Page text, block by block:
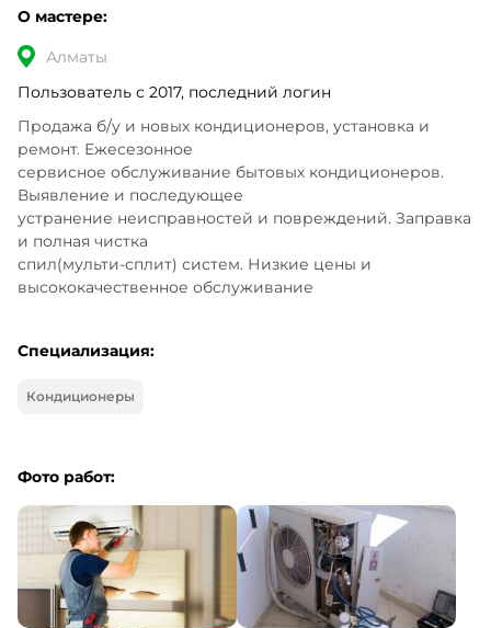
О мастере:
Алматы
Пользователь с 2017, последний логин
Продажа б/у и новых кондиционеров, установка и
ремонт. Ежесезонное
сервисное обслуживание бытовых кондиционеров.
Выявление и последующее
устранение неисправностей и повреждений. Заправка
и полная чистка
спил(мульти-сплит) систем. Низкие цены и
высококачественное обслуживание
Специализация:
Кондиционеры
Фото работ: